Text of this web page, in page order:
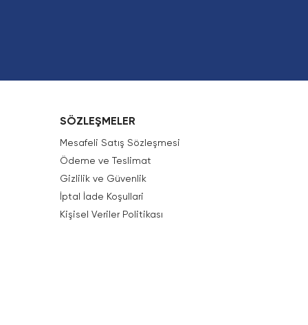
SÖZLEŞMELER
Mesafeli Satış Sözleşmesi
Ödeme ve Teslimat
Gizlilik ve Güvenlik
İptal İade Koşullari
Kişisel Veriler Politikası